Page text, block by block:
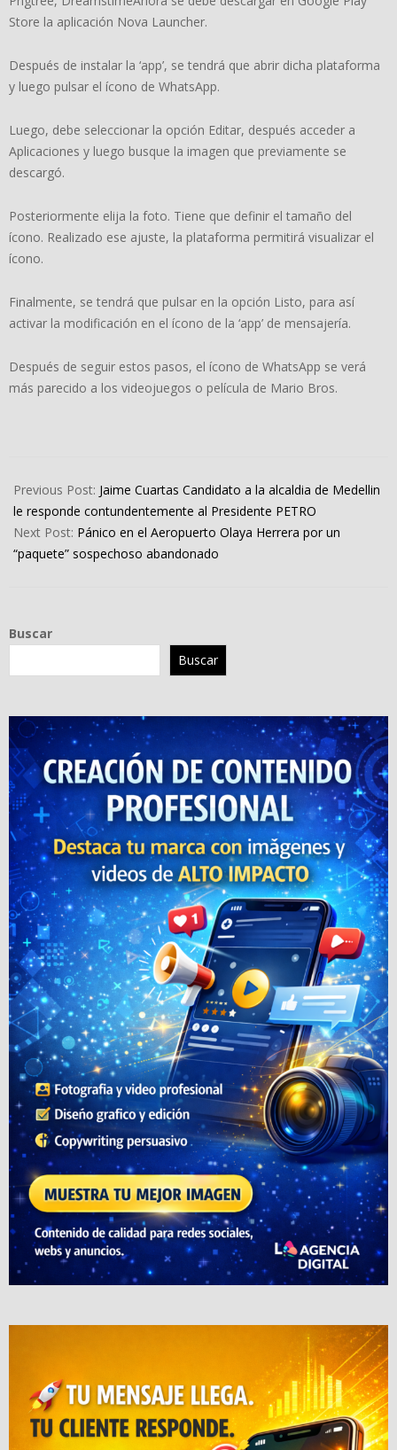
Store la aplicación Nova Launcher.
Después de instalar la ‘app’, se tendrá que abrir dicha plataforma
y luego pulsar el ícono de WhatsApp.
Luego, debe seleccionar la opción Editar, después acceder a
Aplicaciones y luego busque la imagen que previamente se
descargó.
Posteriormente elija la foto. Tiene que definir el tamaño del
ícono. Realizado ese ajuste, la plataforma permitirá visualizar el
ícono.
Finalmente, se tendrá que pulsar en la opción Listo, para así
activar la modificación en el ícono de la ‘app’ de mensajería.
Después de seguir estos pasos, el ícono de WhatsApp se verá
más parecido a los videojuegos o película de Mario Bros.
05-
08
Previous Post: Jaime Cuartas Candidato a la alcaldia de Medellin
le responde contundentemente al Presidente PETRO
Next Post: Pánico en el Aeropuerto Olaya Herrera por un
“paquete” sospechoso abandonado
Buscar
Buscar